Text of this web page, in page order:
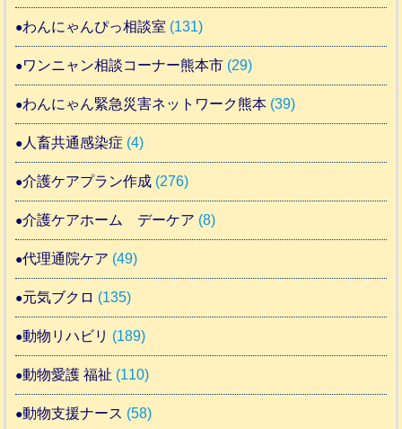
わんにゃんぴっ相談室 (131)
ワンニャン相談コーナー熊本市 (29)
わんにゃん緊急災害ネットワーク熊本 (39)
人畜共通感染症 (4)
介護ケアプラン作成 (276)
介護ケアホーム デーケア (8)
代理通院ケア (49)
元気ブクロ (135)
動物リハビリ (189)
動物愛護 福祉 (110)
動物支援ナース (58)